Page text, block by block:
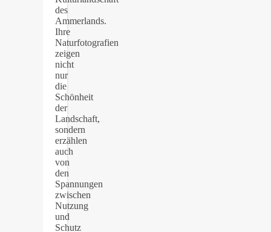
des
Ammerlands.
Ihre
Naturfotografien
zeigen
nicht
nur
die
Schönheit
der
Landschaft,
sondern
erzählen
auch
von
den
Spannungen
zwischen
Nutzung
und
Schutz